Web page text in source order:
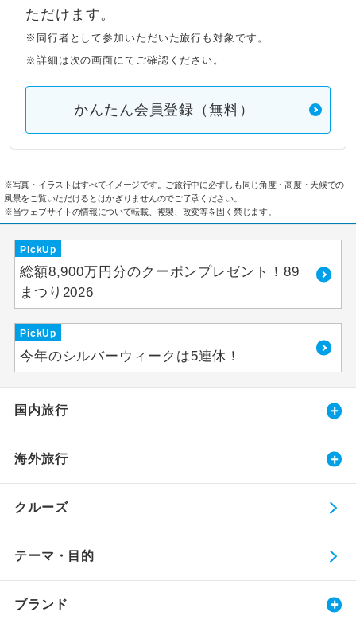
ただけます。
※同行者として参加いただいた旅行も対象です。
※詳細は次の画面にてご確認ください。
かんたん会員登録（無料）
※写真・イラストはすべてイメージです。ご旅行中に必ずしも同じ角度・高度・天候での
風景をご覧いただけるとはかぎりませんのでご了承ください。
※当ウェブサイトの情報について転載、複製、改変等を固く禁じます。
PickUp
総額8,900万円分のクーポンプレゼント！89
まつり2026
PickUp
今年のシルバーウィークは5連休！
国内旅行
海外旅行
クルーズ
テーマ・目的
ブランド